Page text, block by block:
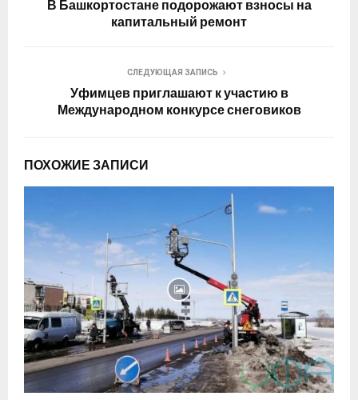
В Башкортостане подорожают взносы на
капитальный ремонт
СЛЕДУЮЩАЯ ЗАПИСЬ
Уфимцев приглашают к участию в
Международном конкурсе снеговиков
ПОХОЖИЕ ЗАПИСИ